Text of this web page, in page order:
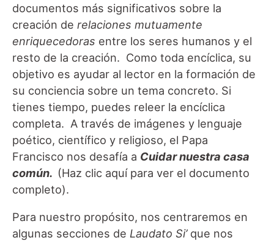
documentos más significativos sobre la
creación de relaciones mutuamente
enriquecedoras entre los seres humanos y el
resto de la creación. Como toda encíclica, su
objetivo es ayudar al lector en la formación de
su conciencia sobre un tema concreto. Si
tienes tiempo, puedes releer la encíclica
completa. A través de imágenes y lenguaje
poético, científico y religioso, el Papa
Francisco nos desafía a Cuidar nuestra casa
común. (Haz clic aquí para ver el documento
completo).
Para nuestro propósito, nos centraremos en
algunas secciones de Laudato Si’que nos